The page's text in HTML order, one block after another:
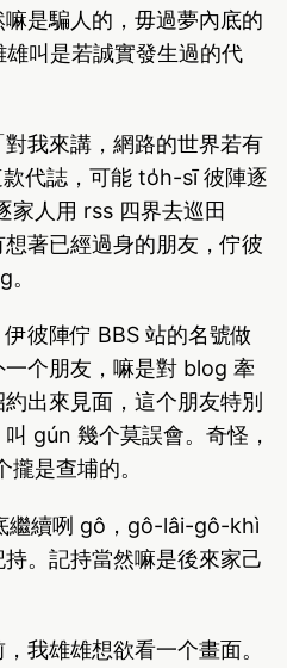
是騙人的，毋過夢內底的
叫是若誠實發生過的代
我來講，網路的世界若有
代誌，可能 to̍h-sī 彼陣逐
家人用 rss 四界去巡田
著已經過身的朋友，佇彼
彼陣佇 BBS 站的名號做
个朋友，嘛是對 blog 牽
出來見面，這个朋友特別
gún 幾个莫誤會。奇怪，
是查埔的。
繼續咧 gô，gô-lâi-gô-khì
。記持當然嘛是後來家己
我雄雄想欲看一个畫面。